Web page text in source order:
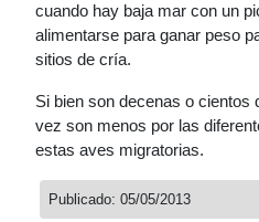
cuando hay baja mar con un
alimentarse para ganar peso
sitios de cría.
Si bien son decenas o cientos
vez son menos por las
estas aves migratorias.
Publicado: 05/05/2013